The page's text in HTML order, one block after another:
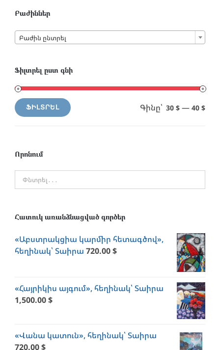
Բաժիններ
Բաժին ընտրել
Ֆիլտրել ըստ գնի
Min
MaxՖԻԼՏՐԵԼ Գինը՝ 30 $ — 40 $
Որոնում
Հատուկ առանձնացված գործեր
«Աբստրակցիա կարմիր հետագծով»,
հեղինակ՝ Տաիրա 720.00$
«Հայրիկիս այգում», հեղինակ՝ Տաիրա
1,500.00$
«Վանա կատուն», հեղինակ՝ Տաիրա
720.00$